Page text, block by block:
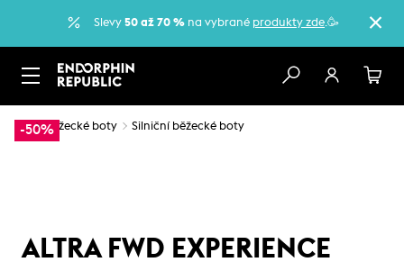
Slevy 50 až 70 % na vybrané produkty zde.🥳
-50%
… Běžecké boty Silniční běžecké boty
ALTRA FWD EXPERIENCE